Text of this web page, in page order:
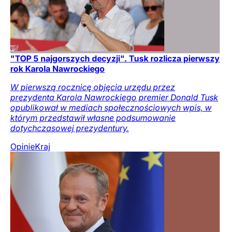
"TOP 5 najgorszych decyzji". Tusk rozlicza pierwszy
rok Karola Nawrockiego
W pierwszą rocznicę objęcia urzędu przez
prezydenta Karola Nawrockiego premier Donald Tusk
opublikował w mediach społecznościowych wpis, w
którym przedstawił własne podsumowanie
dotychczasowej prezydentury.
OpinieKraj